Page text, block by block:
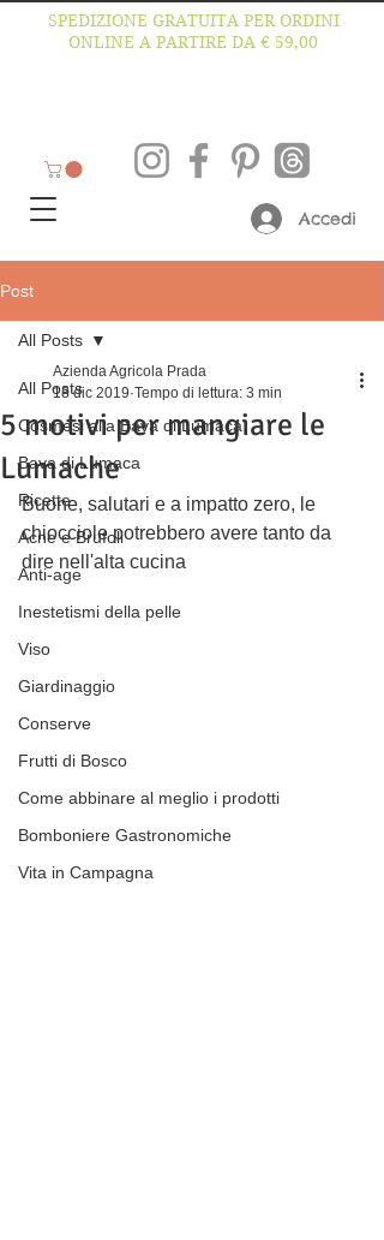
SPEDIZIONE GRATUITA PER ORDINI
ONLINE A PARTIRE DA € 59,00
Accedi
Post
All Posts
Cosmesi alla Bava di Lumaca
Bava di Lumaca
Ricette
Acne e Brufoli
Anti-age
Inestetismi della pelle
Viso
Giardinaggio
Conserve
Frutti di Bosco
Come abbinare al meglio i prodotti
Bomboniere Gastronomiche
Vita in Campagna
All Posts
5 motivi per mangiare le
Lumache
Azienda Agricola Prada
18 dic 2019 Tempo di lettura: 3 min
Buone, salutari e a impatto zero, le
chiocciole potrebbero avere tanto da
dire nell'alta cucina